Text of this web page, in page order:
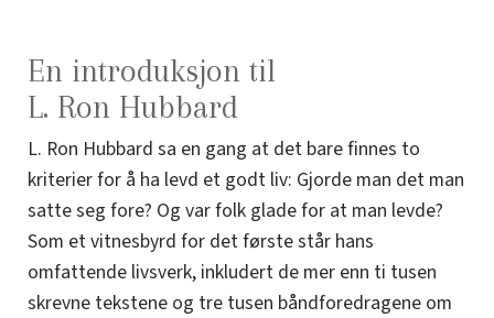
En introduksjon til
L. Ron Hubbard
L. Ron Hubbard sa en gang at det bare finnes to
kriterier for å ha levd et godt liv: Gjorde man det man
satte seg fore? Og var folk glade for at man levde?
Som et vitnesbyrd for det første står hans
omfattende livsverk, inkludert de mer enn ti tusen
skrevne tekstene og tre tusen båndforedragene om